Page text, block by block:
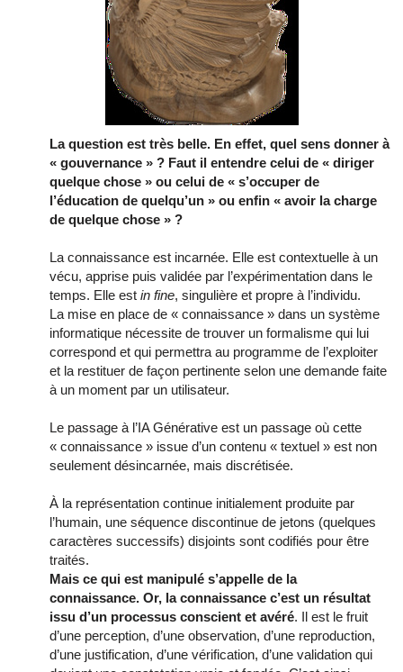
La question est très belle. En effet, quel sens donner à
« gouvernance » ? Faut il entendre celui de « diriger
quelque chose » ou celui de « s’occuper de
l’éducation de quelqu’un » ou enfin « avoir la charge
de quelque chose » ?
La connaissance est incarnée. Elle est contextuelle à un
vécu, apprise puis validée par l’expérimentation dans le
temps. Elle est in fine, singulière et propre à l’individu.
La mise en place de « connaissance » dans un système
informatique nécessite de trouver un formalisme qui lui
correspond et qui permettra au programme de l’exploiter
et la restituer de façon pertinente selon une demande faite
à un moment par un utilisateur.
Le passage à l’IA Générative est un passage où cette
« connaissance » issue d’un contenu « textuel » est non
seulement désincarnée, mais discrétisée.
À la représentation continue initialement produite par
l’humain, une séquence discontinue de jetons (quelques
caractères successifs) disjoints sont codifiés pour être
traités.
Mais ce qui est manipulé s’appelle de la
connaissance. Or, la connaissance c’est un résultat
issu d’un processus conscient et avéré. Il est le fruit
d’une perception, d’une observation, d’une reproduction,
d’une justification, d’une vérification, d’une validation qui